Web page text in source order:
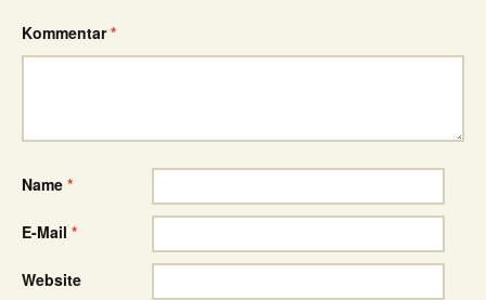
Kommentar*
Name *
E-Mail *
Website